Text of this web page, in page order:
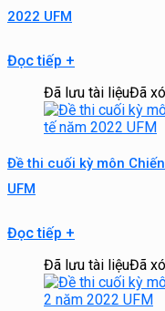
2022 UFM
Đọc tiếp +
Đã lưu tài liệuĐã
Đề thi cuối kỳ môn
UFM
Đọc tiếp +
Đã lưu tài liệuĐã